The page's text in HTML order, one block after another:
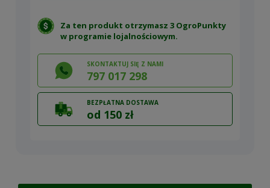
Za ten produkt otrzymasz 3 OgroPunkty
w programie lojalnościowym.
SKONTAKTUJ SIĘ Z NAMI
797 017 298
BEZPŁATNA DOSTAWA
od 150 zł